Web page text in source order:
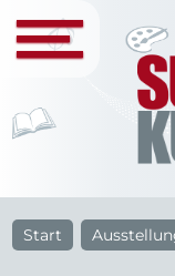
Start